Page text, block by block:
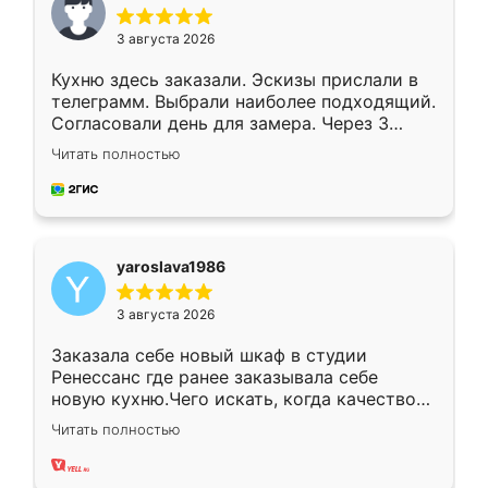
3 августа 2026
Кухню здесь заказали. Эскизы прислали в
телеграмм. Выбрали наиболее подходящий.
Согласовали день для замера. Через 3
недели кухня была уже готова. Остались
довольны работой. Спасибо Ренессанс
мебель за качественную работу!
Читать полностью
yaroslava1986
3 августа 2026
Заказала себе новый шкаф в студии
Ренессанс где ранее заказывала себе
новую кухню.Чего искать, когда качеством
вполне довольна. Служит кухня уже почти
два года, нареканий нет.
Читать полностью